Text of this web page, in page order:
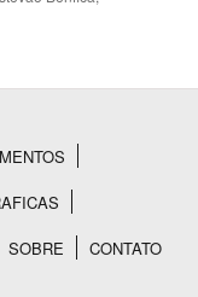
SOBRE CONTATO